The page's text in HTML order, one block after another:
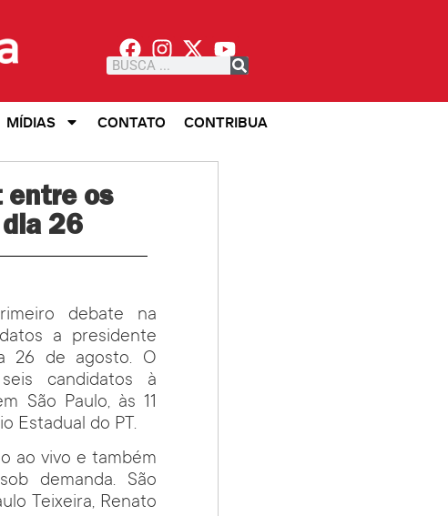
MÍDIAS CONTATO CONTRIBUA
entre os
26
debate na
a presidente
26 de agosto. O
candidatos à
São Paulo, às 11
Estadual do PT.
ao vivo e também
demanda. São
Teixeira, Renato